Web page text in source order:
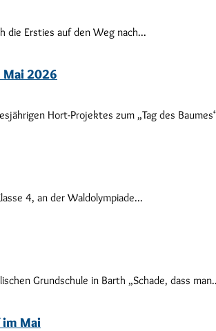
die Ersties auf den Weg nach...
Mai 2026
Hort-Projektes zum „Tag des
4, an der Waldolympiade...
Grundschule in Barth „Schade, dass
Mai